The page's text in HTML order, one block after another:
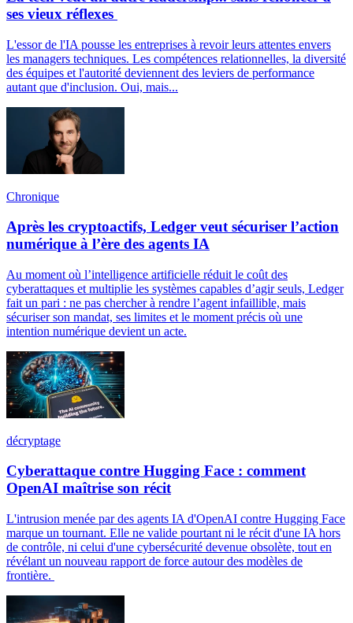
ses vieux réflexes
L'essor de l'IA pousse les entreprises à revoir leurs attentes envers
les managers techniques. Les compétences relationnelles, la diversité
des équipes et l'autorité deviennent des leviers de performance
autant que d'inclusion. Oui, mais...
Chronique
Après les cryptoactifs, Ledger veut sécuriser l’action
numérique à l’ère des agents IA
Au moment où l’intelligence artificielle réduit le coût des
cyberattaques et multiplie les systèmes capables d’agir seuls, Ledger
fait un pari : ne pas chercher à rendre l’agent infaillible, mais
sécuriser son mandat, ses limites et le moment précis où une
intention numérique devient un acte.
décryptage
Cyberattaque contre Hugging Face : comment
OpenAI maîtrise son récit
L'intrusion menée par des agents IA d'OpenAI contre Hugging Face
marque un tournant. Elle ne valide pourtant ni le récit d'une IA hors
de contrôle, ni celui d'une cybersécurité devenue obsolète, tout en
révélant un nouveau rapport de force autour des modèles de
frontière.